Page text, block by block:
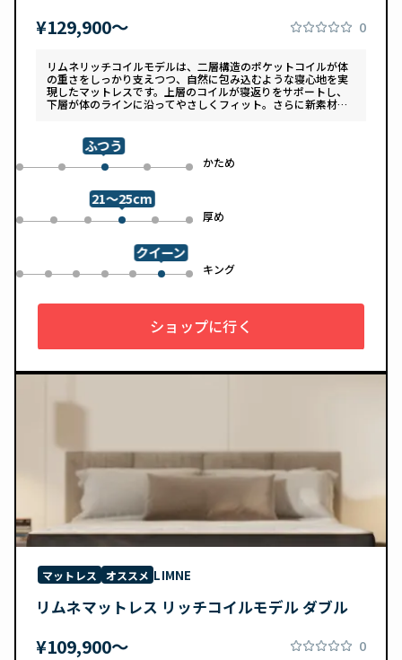
¥129,900〜 0
リムネリッチコイルモデルは、二層構造のポケットコイルが体
の重さをしっかり支えつつ、自然に包み込むような寝心地を実
現したマットレスです。上層のコイルが寝返りをサポートし、
下層が体のラインに沿ってやさしくフィット。さらに新素材
ンで、カバーは自宅で洗濯可能。清潔さと快適さの両方を追求
した一枚です。
0 1 2
ふつう
3 かため
4
0 1 2 3
21～25cm
4 厚め
5
0 1 2 3 4 5
クイーン
キング
6
ショップに行く
マットレス オススメ LIMNE
リムネマットレス リッチコイルモデル ダブル
¥109,900〜 0